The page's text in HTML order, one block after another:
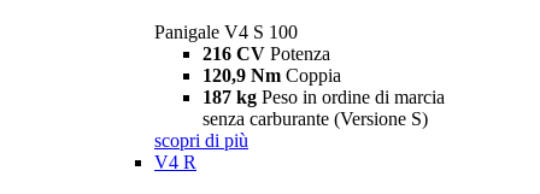
Panigale V4 S 100
216 CV Potenza
120,9 Nm Coppia
187 kg Peso in ordine di marcia
senza carburante (Versione S)
scopri di più
V4 R